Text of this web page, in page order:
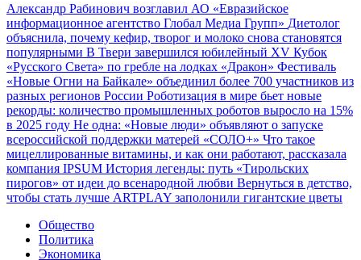
Александр Рабинович возглавил АО «Евразийское
информационное агентство Глобал Медиа Групп» Диетолог
объяснила, почему кефир, творог и молоко снова становятся
популярными В Твери завершился юбилейный XV Кубок
«Русского Света» по гребле на лодках «Дракон» Фестиваль
«Новые Огни на Байкале» объединил более 700 участников из
разных регионов России Роботизация в мире бьет новые
рекорды: количество промышленных роботов выросло на 15%
в 2025 году Не одна: «Новые люди» объявляют о запуске
всероссийской поддержки матерей «СОЛО+» Что такое
мицеллированные витамины, и как они работают, рассказала
компания IPSUM История легенды: путь «Тирольских
пирогов» от идеи до всенародной любви Вернуться в детство,
чтобы стать лучше ARTPLAY заполонили гигантские цветы
Общество
Политика
Экономика